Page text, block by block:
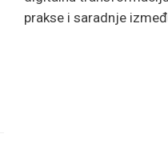
prakse i saradnje